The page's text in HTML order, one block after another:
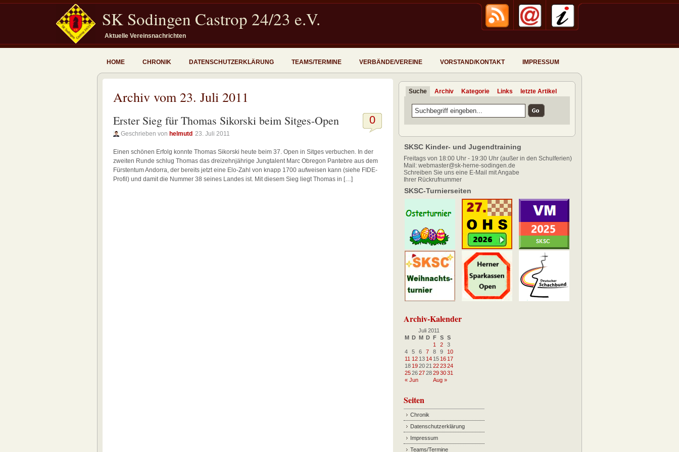
SK Sodingen Castrop 24/23 e.V.
Aktuelle Vereinsnachrichten
HOME CHRONIK DATENSCHUTZERKLÄRUNG TEAMS/TERMINE VERBÄNDE/VEREINE VORSTAND/KONTAKT IMPRESSUM
Archiv vom 23. Juli 2011
0
Erster Sieg für Thomas Sikorski beim Sitges-Open
Geschrieben von helmutd 23. Juli 2011
Einen schönen Erfolg konnte Thomas Sikorski heute beim 37. Open in Sitges verbuchen. In der
zweiten Runde schlug Thomas das dreizehnjährige Jungtalent Marc Obregon Pantebre aus dem
Fürstentum Andorra, der bereits jetzt eine Elo-Zahl von knapp 1700 aufweisen kann (siehe FIDE-
Profil) und damit die Nummer 38 seines Landes ist. Mit diesem Sieg liegt Thomas in […]
Suche Archiv Kategorie Links letzte Artikel
SKSC Kinder- und Jugendtraining
Freitags von 18:00 Uhr - 19:30 Uhr (außer in den Schulferien)
Mail: webmaster@sk-herne-sodingen.de
Schreiben Sie uns eine E-Mail mit Angabe
Ihrer Rückrufnummer
SKSC-Turnierseiten
Archiv-Kalender
Juli 2011
M D M D F S S
« Jun Aug »
1 2
3
4
5 6 7 8 9
10
11 12 13 14 15 16 17
18 192021 222324
25262728293031
Seiten
Chronik
Datenschutzerklärung
Impressum
Teams/Termine